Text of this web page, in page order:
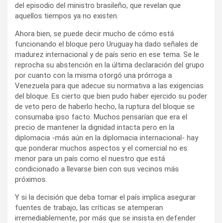
del episodio del ministro brasileño, que revelan que
aquellos tiempos ya no existen.
Ahora bien, se puede decir mucho de cómo está
funcionando el bloque pero Uruguay ha dado señales de
madurez internacional y de país serio en ese tema. Se le
reprocha su abstención en la última declaración del grupo
por cuanto con la misma otorgó una prórroga a
Venezuela para que adecue su normativa a las exigencias
del bloque. Es cierto que bien pudo haber ejercido su poder
de veto pero de haberlo hecho, la ruptura del bloque se
consumaba ipso facto. Muchos pensarían que era el
precio de mantener la dignidad intacta pero en la
diplomacia -más aún en la diplomacia internacional- hay
que ponderar muchos aspectos y el comercial no es
menor para un país como el nuestro que está
condicionado a llevarse bien con sus vecinos más
próximos.
Y si la decisión que deba tomar el país implica asegurar
fuentes de trabajo, las críticas se atemperan
irremediablemente, por más que se insista en defender